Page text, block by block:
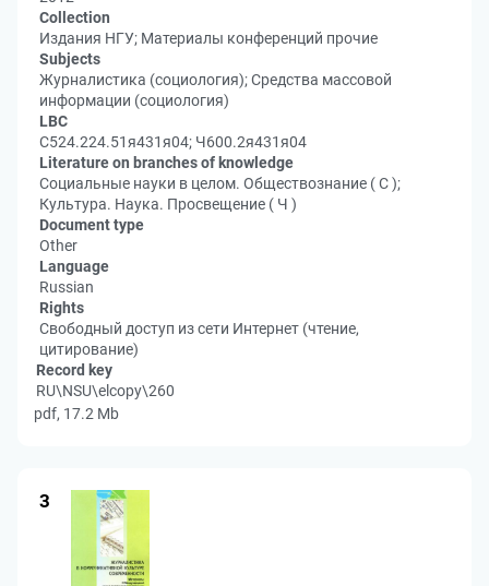
Collection
Издания НГУ; Материалы конференций прочие
Subjects
Журналистика (социология); Средства массовой
информации (социология)
LBC
С524.224.51я431я04; Ч600.2я431я04
Literature on branches of knowledge
Социальные науки в целом. Обществознание ( С );
Культура. Наука. Просвещение ( Ч )
Document type
Other
Language
Russian
Rights
Свободный доступ из сети Интернет (чтение,
цитирование)
Record key
RU\NSU\elcopy\260
pdf, 17.2 Mb
3